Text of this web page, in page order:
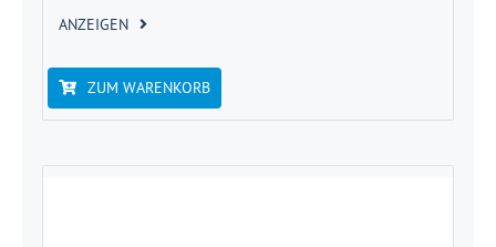
ANZEIGEN
ZUM WARENKORB